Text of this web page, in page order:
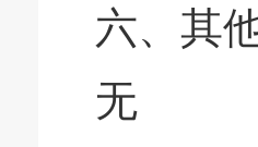
六、其
无